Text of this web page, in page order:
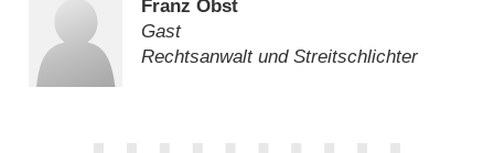
Franz Obst
Gast
Rechtsanwalt und Streitschlichter